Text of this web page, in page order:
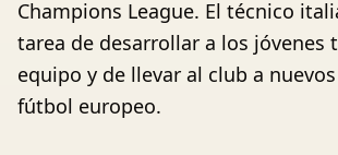
Champions League. El técnico
tarea de desarrollar a los jóvenes
equipo y de llevar al club a
fútbol europeo.